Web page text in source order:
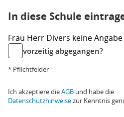
In diese Schule
Frau Herr Divers keine Angabe
vorzeitig abgegangen?
* Pflichtfelder
Ich akzeptiere dieAGB und habe die
Datenschutzhinweisezur Kenntnis